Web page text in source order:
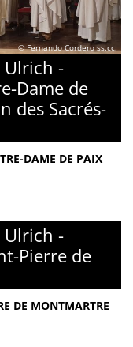
© Fernando Cordero ss.cc.
Ulrich -
Dame de
des Sacrés-
DAME DE PAIX
Ulrich -
Pierre de
DE MONTMARTRE